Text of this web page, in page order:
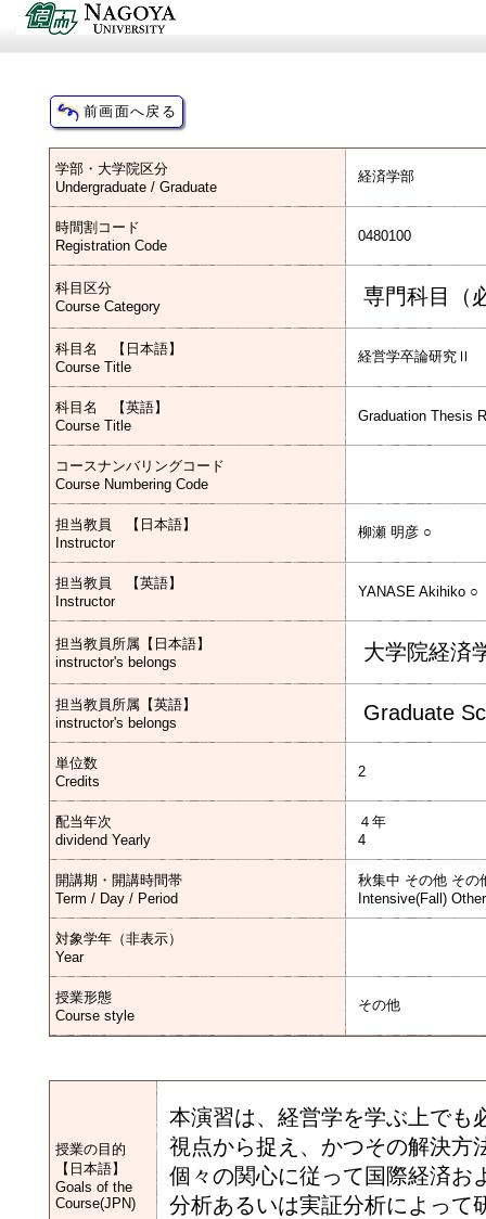
学部・大学院区分
Undergraduate / Graduate
経済学部
時間割コード
Registration Code
0480100
科目区分
Course Category
専門科目（
科目名 【日本語】
Course Title
経営学卒論研究Ⅱ
科目名 【英語】
Course Title
Graduation Thesis
コースナンバリングコード
Course Numbering Code
担当教員 【日本語】
Instructor
柳瀬 明彦 ○
担当教員 【英語】
Instructor
YANASE Akihiko ○
担当教員所属【日本語】
instructor's belongs
大学院経済
担当教員所属【英語】
instructor's belongs
Graduate
単位数
Credits
2
配当年次
dividend Yearly
４年
4
開講期・開講時間帯
Term / Day / Period
秋集中 その他 その
Intensive(Fall)
対象学年（非表示）
Year
授業形態
Course style
その他
授業の目的
【日本語】
Goals of the
Course(JPN)
本演習は、経営学を学ぶ上でも
視点から捉え、かつその解決方
個々の関心に従って国際経済お
分析あるいは実証分析によって